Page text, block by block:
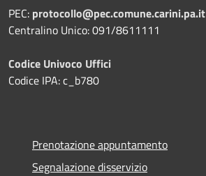
PEC: protocollo@pec.comune.carini.pa.it
Centralino Unico: 091/8611111
Codice Univoco Uffici
Codice IPA: c_b780
Prenotazione appuntamento
Segnalazione disservizio